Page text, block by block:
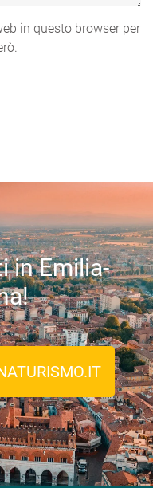
in questo browser per
in Emilia-